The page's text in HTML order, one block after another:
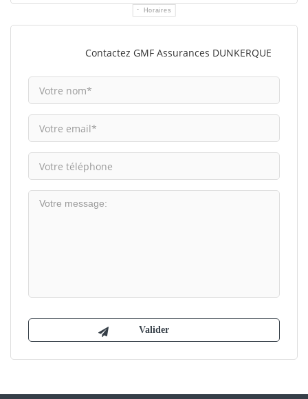
Horaires
Contactez GMF Assurances DUNKERQUE